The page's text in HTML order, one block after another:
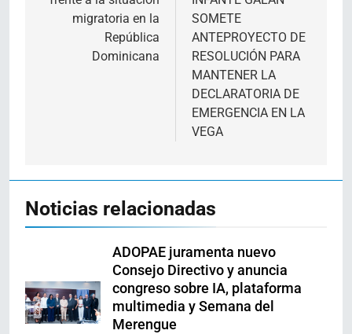
entradas
migratoria en la
República
Dominicana
SOMETE
ANTEPROYECTO DE
RESOLUCIÓN PARA
MANTENER LA
DECLARATORIA DE
EMERGENCIA EN LA
VEGA
Noticias relacionadas
ADOPAE juramenta nuevo
Consejo Directivo y anuncia
congreso sobre IA, plataforma
multimedia y Semana del
Merengue